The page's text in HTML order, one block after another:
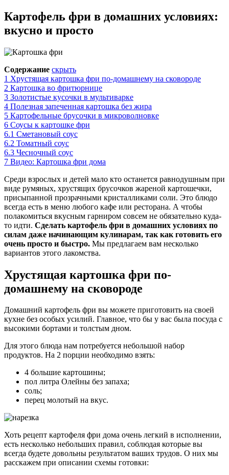
Картофель фри в домашних условиях:
вкусно и просто
Содержание скрыть
1 Хрустящая картошка фри по-домашнему на сковороде
2 Картошка во фритюрнице
3 Золотистые кусочки в мультиварке
4 Полезная запеченная картошка без жира
5 Картофельные брусочки в микроволновке
6 Соусы к картошке фри
6.1 Сметановый соус
6.2 Томатный соус
6.3 Чесночный соус
7 Видео: Картошка фри дома
Среди взрослых и детей мало кто останется равнодушным при
виде румяных, хрустящих брусочков жареной картошечки,
присыпанной прозрачными кристалликами соли. Это блюдо
всегда есть в меню любого кафе или ресторана. А чтобы
полакомиться вкусным гарниром совсем не обязательно куда-
то идти. Сделать картофель фри в домашних условиях по
силам даже начинающим кулинарам, так как готовить его
очень просто и быстро. Мы предлагаем вам несколько
вариантов этого лакомства.
Хрустящая картошка фри по-
домашнему на сковороде
Домашний картофель фри вы можете приготовить на своей
кухне без особых усилий. Главное, что бы у вас была посуда с
высокими бортами и толстым дном.
Для этого блюда нам потребуется небольшой набор
продуктов. На 2 порции необходимо взять:
4 большие картошины;
пол литра Олейны без запаха;
соль;
перец молотый на вкус.
Хоть рецепт картофеля фри дома очень легкий в исполнении,
есть несколько небольших правил, соблюдая которые вы
всегда будете довольны результатом ваших трудов. О них мы
расскажем при описании схемы готовки: